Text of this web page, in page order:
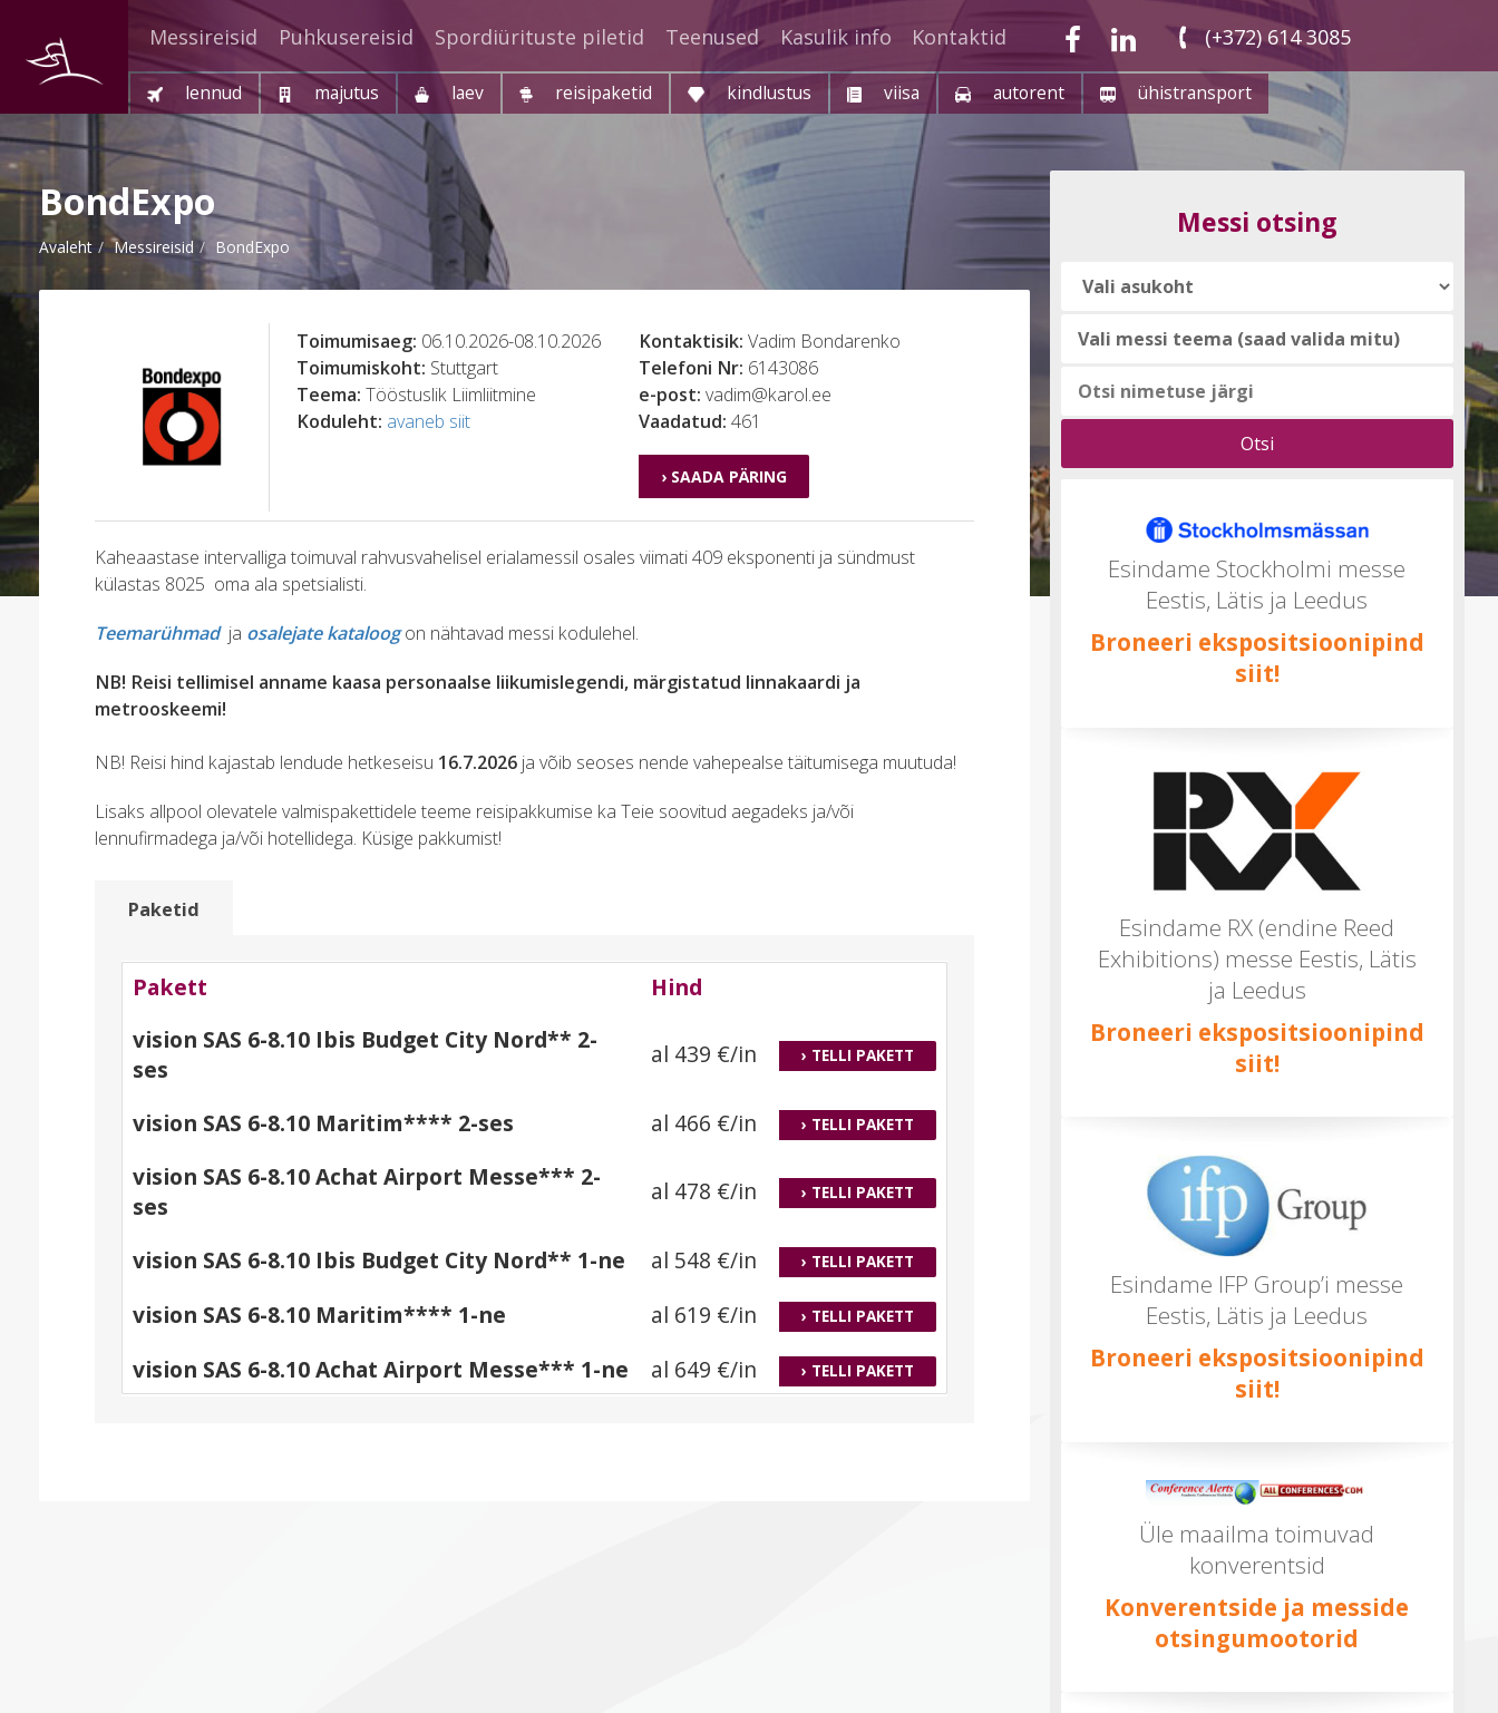
(+372) 614 3085
Messireisid Puhkusereisid Spordiürituste piletid Teenused Kasulik info Kontaktid
lennud majutus laev reisipaketid kindlustus viisa autorent ühistransport
BondExpo
Avaleht Messireisid BondExpo
Toimumisaeg: 06.10.2026-08.10.2026
Toimumiskoht: Stuttgart
Teema: Tööstuslik Liimliitmine
Koduleht: avaneb siit
Kontaktisik: Vadim Bondarenko
Telefoni Nr: 6143086
e-post: vadim@karol.ee
Vaadatud: 461
› SAADA PÄRING
Kaheaastase intervalliga toimuval rahvusvahelisel erialamessil osales viimati 409 eksponenti ja sündmust
külastas 8025 oma ala spetsialisti.
Teemarühmadja osalejate kataloog on nähtavad messi kodulehel.
NB! Reisi tellimisel anname kaasa personaalse liikumislegendi, märgistatud linnakaardi ja
metrooskeemi!
NB! Reisi hind kajastab lendude hetkeseisu 16.7.2026 ja võib seoses nende vahepealse täitumisega muutuda!
Lisaks allpool olevatele valmispakettidele teeme reisipakkumise ka Teie soovitud aegadeks ja/või
lennufirmadega ja/või hotellidega. Küsige pakkumist!
Paketid
Pakett
Hind
vision SAS 6-8.10 Ibis Budget City Nord** 2-
ses
al 439 €/in › TELLI PAKETT
vision SAS 6-8.10 Maritim**** 2-ses al 466 €/in › TELLI PAKETT
vision SAS 6-8.10 Achat Airport Messe*** 2-
ses
al 478 €/in › TELLI PAKETT
vision SAS 6-8.10 Ibis Budget City Nord** 1-ne al 548 €/in › TELLI PAKETT
vision SAS 6-8.10 Maritim**** 1-ne al 619 €/in › TELLI PAKETT
vision SAS 6-8.10 Achat Airport Messe*** 1-ne al 649 €/in › TELLI PAKETT
Messi otsing
Vali
teema
Esindame Stockholmi messe
Eestis, Lätis ja Leedus
Broneeri ekspositsioonipind
siit!
Esindame RX (endine Reed
Exhibitions) messe Eestis, Lätis
ja Leedus
Broneeri ekspositsioonipind
siit!
Esindame IFP Group’i messe
Eestis, Lätis ja Leedus
Broneeri ekspositsioonipind
siit!
Üle maailma toimuvad
konverentsid
Konverentside ja messide
otsingumootorid